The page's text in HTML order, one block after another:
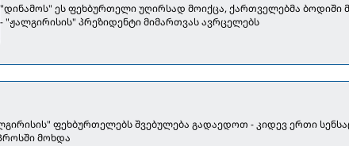
"დინამოს" ეს ფეხბურთელი უღირსად მოიქცა, ქართველებმა ბოდიში
- "ჟალგირისის" პრეზიდენტი მიმართვას ავრცელებს
ფეხბურთელებს შვებულება გადაედოთ - კიდევ ერთი
მოხდა